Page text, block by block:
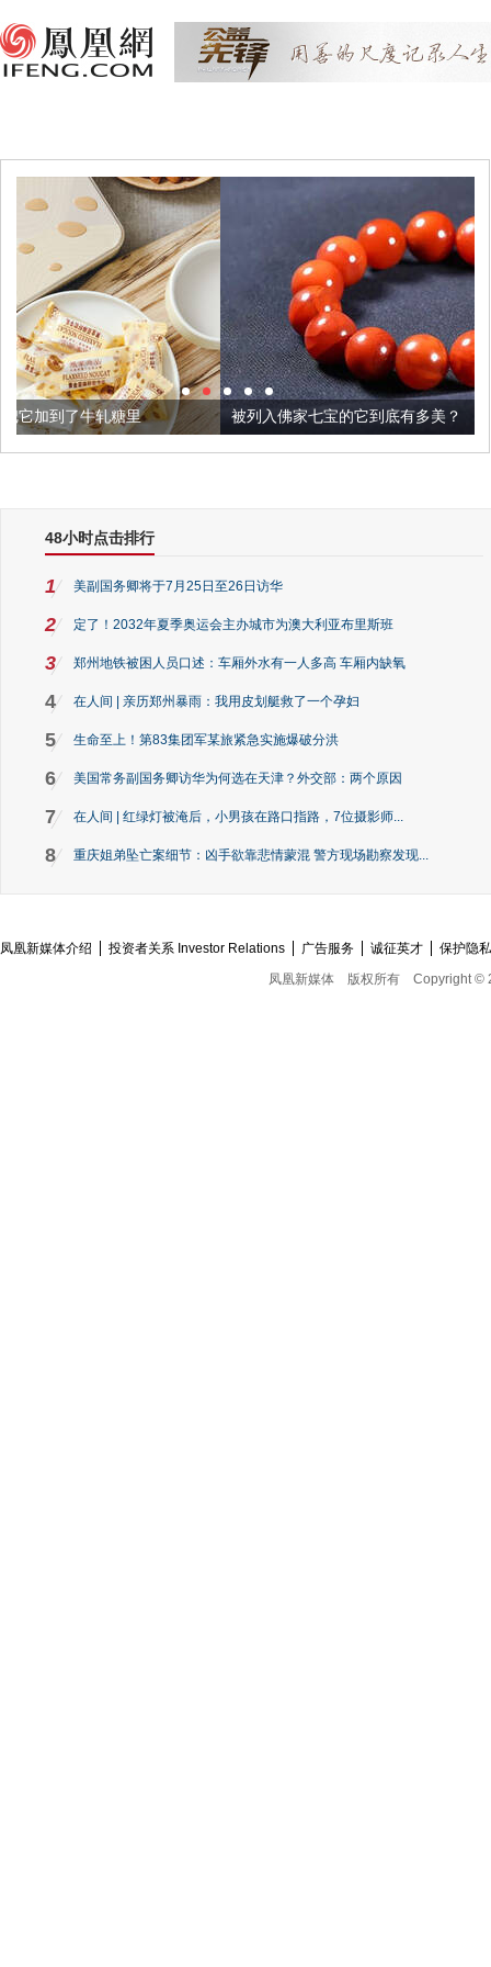
被列入佛家七宝的它到底有多美？
48小时点击排行
1 美副国务卿将于7月25日至26日访华
2 定了！2032年夏季奥运会主办城市为澳大利亚布里斯班
3 郑州地铁被困人员口述：车厢外水有一人多高 车厢内缺氧
4 在人间 | 亲历郑州暴雨：我用皮划艇救了一个孕妇
5 生命至上！第83集团军某旅紧急实施爆破分洪
6 美国常务副国务卿访华为何选在天津？外交部：两个原因
7 在人间 | 红绿灯被淹后，小男孩在路口指路，7位摄影师...
8 重庆姐弟坠亡案细节：凶手欲靠悲情蒙混 警方现场勘察发现...
凤凰新媒体介绍 投资者关系 Investor Relations 广告服务 诚征英才
保护隐
凤凰新媒体
版权所有 Copyright ©